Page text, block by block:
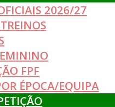
2026/27
FPF
ÉPOCA/EQUIPA